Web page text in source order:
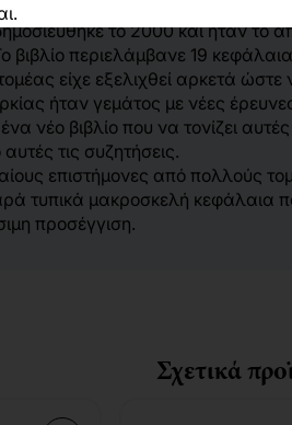
το 2000 και ήταν το
βιβλίο περιελάμβανε 19
είχε εξελιχθεί αρκετά
ήταν γεμάτος με νέες
βιβλίο που να τονίζει αυτές
τις συζητήσεις.
επιστήμονες από πολλούς
τυπικά μακροσκελή κεφάλαια
προσέγγιση.
Σχετικά